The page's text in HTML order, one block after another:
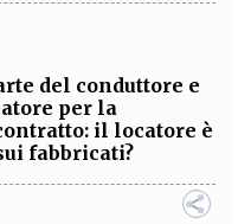
del conduttore e
per la
il locatore è
fabbricati?